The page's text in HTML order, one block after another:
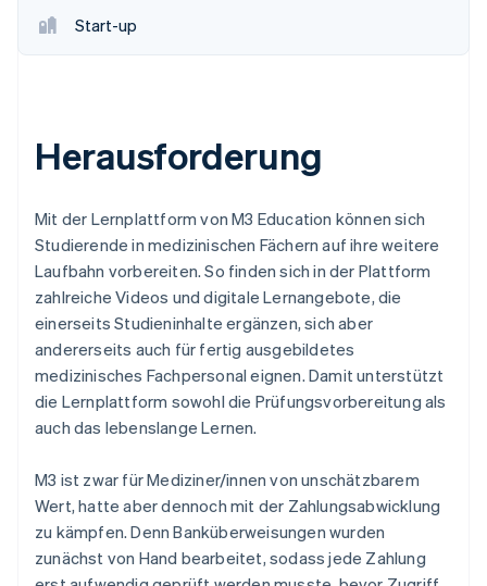
Erfahren Sie, wie Stripe Lösungen für
Start-up
Herausforderung
Mit der Lernplattform von M3 Education können sich
Studierende in medizinischen Fächern auf ihre weitere
Laufbahn vorbereiten. So finden sich in der Plattform
zahlreiche Videos und digitale Lernangebote, die
einerseits Studieninhalte ergänzen, sich aber
andererseits auch für fertig ausgebildetes
medizinisches Fachpersonal eignen. Damit unterstützt
die Lernplattform sowohl die Prüfungsvorbereitung als
auch das lebenslange Lernen.
M3 ist zwar für Mediziner/innen von unschätzbarem
Wert, hatte aber dennoch mit der Zahlungsabwicklung
zu kämpfen. Denn Banküberweisungen wurden
zunächst von Hand bearbeitet, sodass jede Zahlung